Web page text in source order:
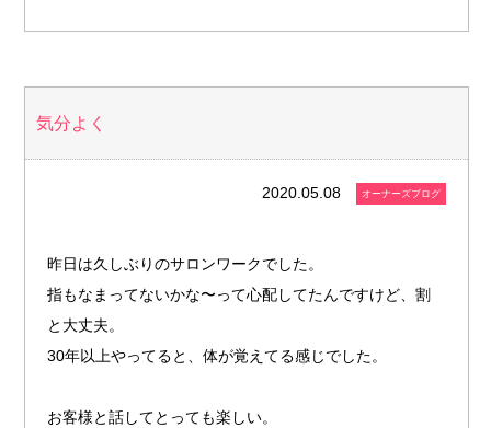
気分よく
2020.05.08 オーナーズブログ
昨日は久しぶりのサロンワークでした。
指もなまってないかな〜って心配してたんですけど、割
と大丈夫。
30年以上やってると、体が覚えてる感じでした。
お客様と話してとっても楽しい。